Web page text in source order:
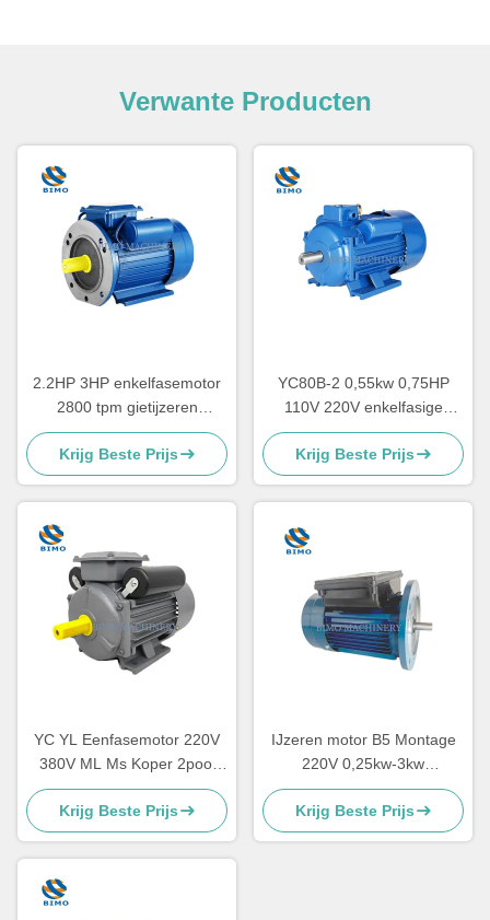
Verwante Producten
2.2HP 3HP enkelfasemotor
2800 tpm gietijzeren
behuizing condensator
Startmotor CSR
Krijg Beste Prijs
YC80B-2 0,55kw 0,75HP
110V 220V enkelfasige
elektromotor voor
luchtcompressor
Krijg Beste Prijs
YC YL Eenfasemotor 220V
380V ML Ms Koper 2pool
4pool 2.2kw 1.5kw 1.1kw
0.75kw 3kw
Krijg Beste Prijs
IJzeren motor B5 Montage
220V 0,25kw-3kw
Asynchrone motor met één
fase
Krijg Beste Prijs